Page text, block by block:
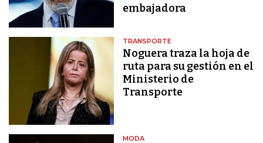
embajadora
TRANSPORTE
Noguera traza la hoja de
ruta para su gestión en el
Ministerio de
Transporte
MODA